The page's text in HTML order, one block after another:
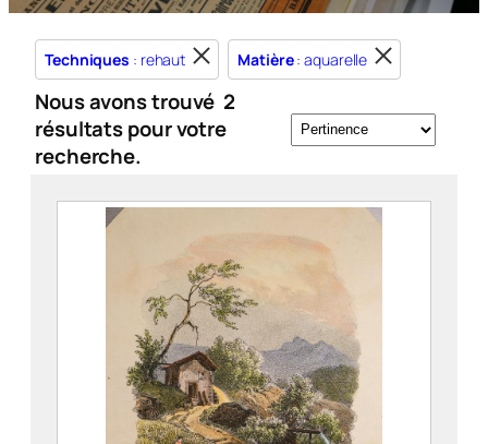
Techniques : rehaut Matière: aquarelle
Nous avons trouvé 2
résultats pour votre
recherche.